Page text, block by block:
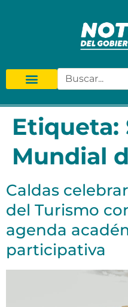
Etiqueta:
Mundial
Caldas
del Turismo
agenda
participativa